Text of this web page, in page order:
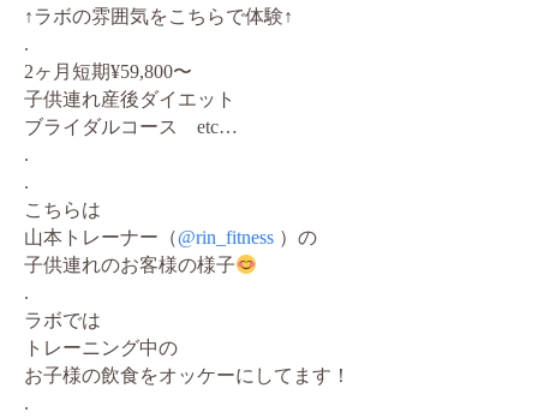
↑ラボの雰囲気をこちらで体験↑
.
2ヶ月短期¥59,800〜
子供連れ産後ダイエット
ブライダルコース etc…
.
.
こちらは
山本トレーナー（@rin_fitness ）の
子供連れのお客様の様子
.
ラボでは
トレーニング中の
お子様の飲食をオッケーにしてます！
.